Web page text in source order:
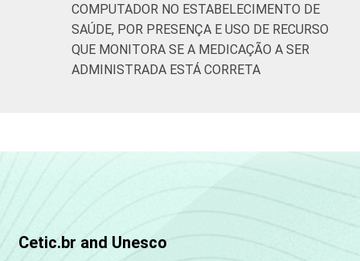
COMPUTADOR NO ESTABELECIMENTO DE
SAÚDE, POR PRESENÇA E USO DE RECURSO
QUE MONITORA SE A MEDICAÇÃO A SER
ADMINISTRADA ESTÁ CORRETA
Cetic.br and Unesco